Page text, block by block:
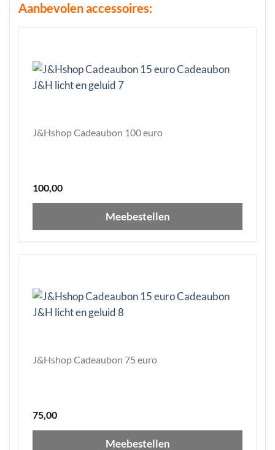
Aanbevolen accessoires:
J&Hshop Cadeaubon 100 euro
100,00
Meebestellen
J&Hshop Cadeaubon 75 euro
75,00
Meebestellen